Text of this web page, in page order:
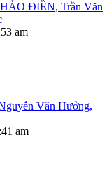
ĐIỀN, Trần Văn
am
Văn Hưởng,
am